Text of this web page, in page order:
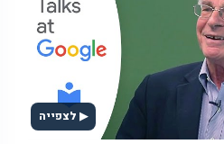
▶ לצפייה